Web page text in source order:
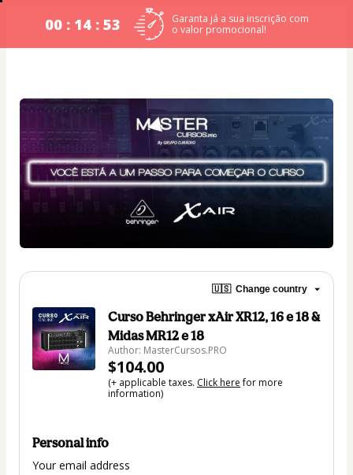
00 : 14 : 53
Garanta já a sua inscrição com
o valor promocional!
🇺🇸 Change country
Curso Behringer xAir XR12, 16 e 18 &
Midas MR12 e 18
Author: MasterCursos.PRO
$104.00
(+ applicable taxes. Click herefor more
information)
Personal info
Your email address